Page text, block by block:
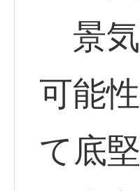
景気
可能
て底